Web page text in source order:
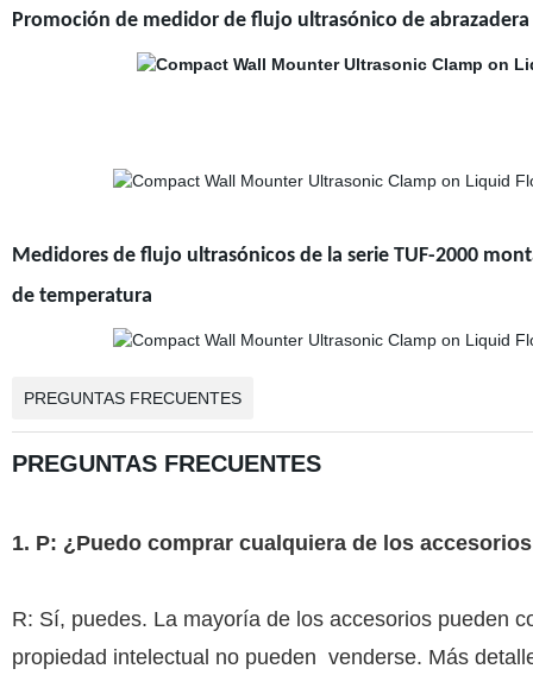
Promoción de medidor de flujo ultrasónico de
Medidores de flujo ultrasónicos de la serie TUF-2000
de temperatura
PREGUNTAS FRECUENTES
PREGUNTAS FRECUENTES
1. P: ¿Puedo comprar cualquiera de los
R: Sí, puedes. La mayoría de los accesorios pueden
propiedad intelectual no pueden venderse. Más